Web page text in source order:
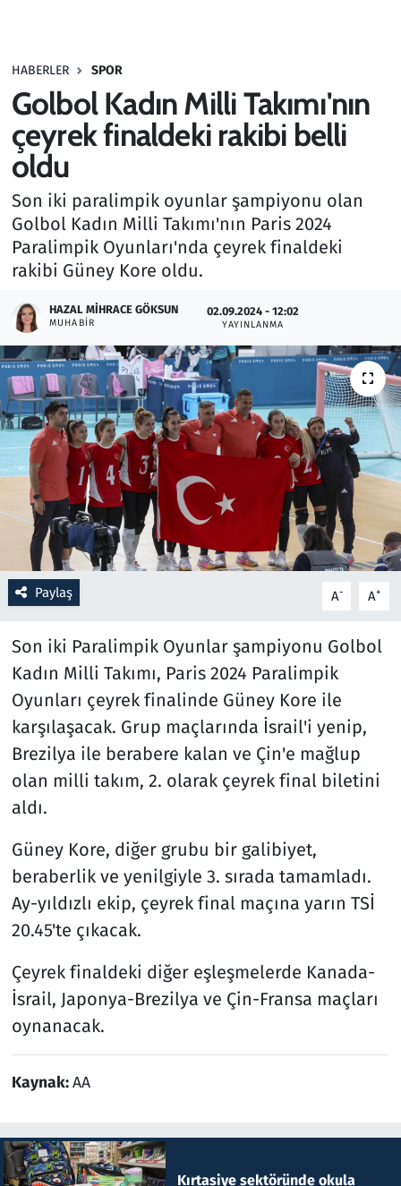
HABERLER SPOR
Golbol Kadın Milli Takımı'nın
çeyrek finaldeki rakibi belli
oldu
Son iki paralimpik oyunlar şampiyonu olan
Golbol Kadın Milli Takımı'nın Paris 2024
Paralimpik Oyunları'nda çeyrek finaldeki
rakibi Güney Kore oldu.
HAZAL MIHRACE GÖKSUN
MUHABIR
02.09.2024 - 12:02
YAYINLANMA
Paylaş A- A+
Son iki Paralimpik Oyunlar şampiyonu Golbol
Kadın Milli Takımı, Paris 2024 Paralimpik
Oyunları çeyrek finalinde Güney Kore ile
karşılaşacak. Grup maçlarında İsrail'i yenip,
Brezilya ile berabere kalan ve Çin'e mağlup
olan milli takım, 2. olarak çeyrek final biletini
aldı.
Güney Kore, diğer grubu bir galibiyet,
beraberlik ve yenilgiyle 3. sırada tamamladı.
Ay-yıldızlı ekip, çeyrek final maçına yarın TSİ
20.45'te çıkacak.
Çeyrek finaldeki diğer eşleşmelerde Kanada-
İsrail, Japonya-Brezilya ve Çin-Fransa maçları
oynanacak.
Kaynak:AA
Kırtasiye sektöründe okula
Haber
Kültür Sanat
Kurumsal Haberler
Lezzet Durağı
Memur ve Kamu
Otomobil
Oyun
Ramazan
Resmi İlanlar
Rüya Tabirleri
Sağlık
Savunma Sanayi
Spor
Teknoloji ve Bilim
Televizyon